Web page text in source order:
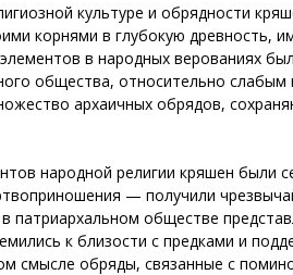
культуре и обрядности
корнями в глубокую древность,
в народных верованиях
общества, относительно
архаичных обрядов,
народной религии кряшен были
— получили
патриархальном обществе
к близости с предками и
смысле обряды, связанные с